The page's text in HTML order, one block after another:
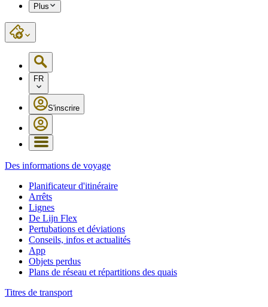
Plus
FR
S'inscrire
Des informations de voyage
Planificateur d'itinéraire
Arrêts
Lignes
De Lijn Flex
Pertubations et déviations
Conseils, infos et actualités
App
Objets perdus
Plans de réseau et répartitions des quais
Titres de transport